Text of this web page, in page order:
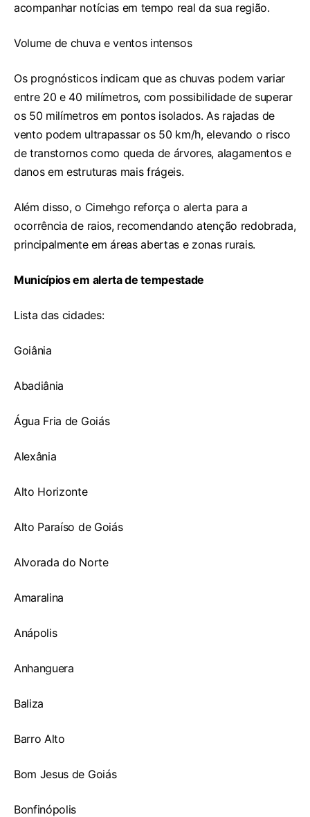
acompanhar notícias em tempo real da sua região.
Volume de chuva e ventos intensos
Os prognósticos indicam que as chuvas podem variar
entre 20 e 40 milímetros, com possibilidade de superar
os 50 milímetros em pontos isolados. As rajadas de
vento podem ultrapassar os 50 km/h, elevando o risco
de transtornos como queda de árvores, alagamentos e
danos em estruturas mais frágeis.
Além disso, o Cimehgo reforça o alerta para a
ocorrência de raios, recomendando atenção redobrada,
principalmente em áreas abertas e zonas rurais.
Municípios em alerta de tempestade
Lista das cidades:
Goiânia
Abadiânia
Água Fria de Goiás
Alexânia
Alto Horizonte
Alto Paraíso de Goiás
Alvorada do Norte
Amaralina
Anápolis
Anhanguera
Baliza
Barro Alto
Bom Jesus de Goiás
Bonfinópolis